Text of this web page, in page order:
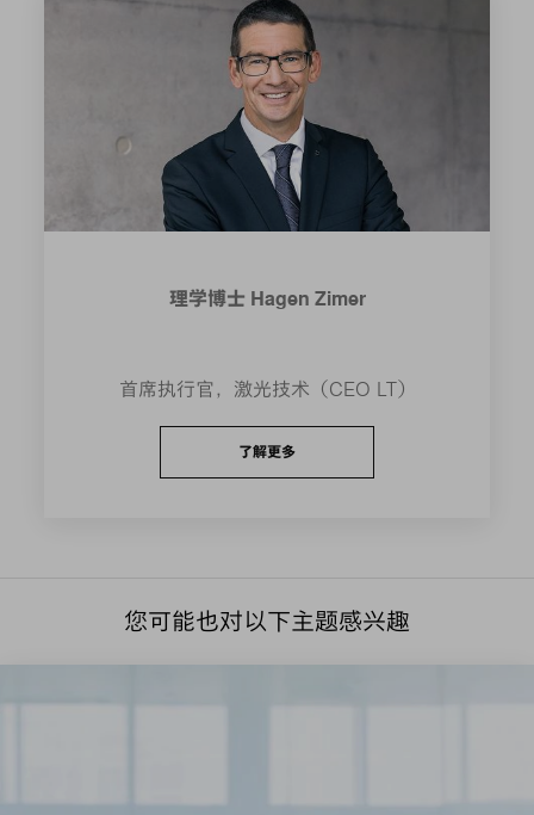
理学博士 Hagen Zimer
首席执行官，激光技术（CEO LT）
了解更多
您可能也对以下主题感兴趣